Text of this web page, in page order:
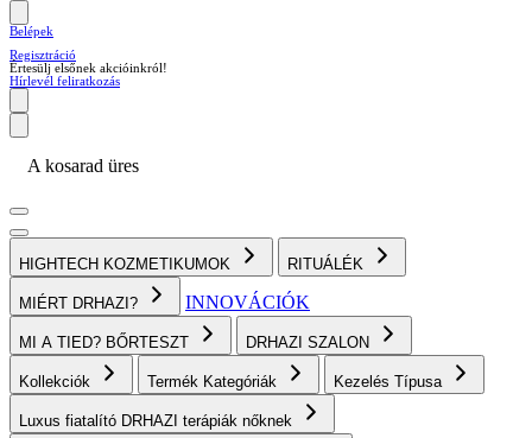
Belépek
Regisztráció
Értesülj elsőnek akcióinkról!
Hírlevél feliratkozás
A kosarad üres
HIGHTECH KOZMETIKUMOK RITUÁLÉK
MIÉRT DRHAZI? INNOVÁCIÓK
MI A TIED? BŐRTESZT DRHAZI SZALON
Kollekciók Termék Kategóriák Kezelés Típusa
Luxus fiatalító DRHAZI terápiák nőknek